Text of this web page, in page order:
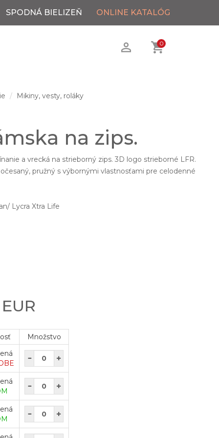
SPODNÁ BIELIZEŇ ONLINE KATALÓG
0
Mikiny, vesty, roláky
na zips.
a vrecká na strieborný zips. 3D logo strieborné LFR.
pružný s výbornými vlastnosťami pre celodenné
Lycra Xtra Life
Množstvo